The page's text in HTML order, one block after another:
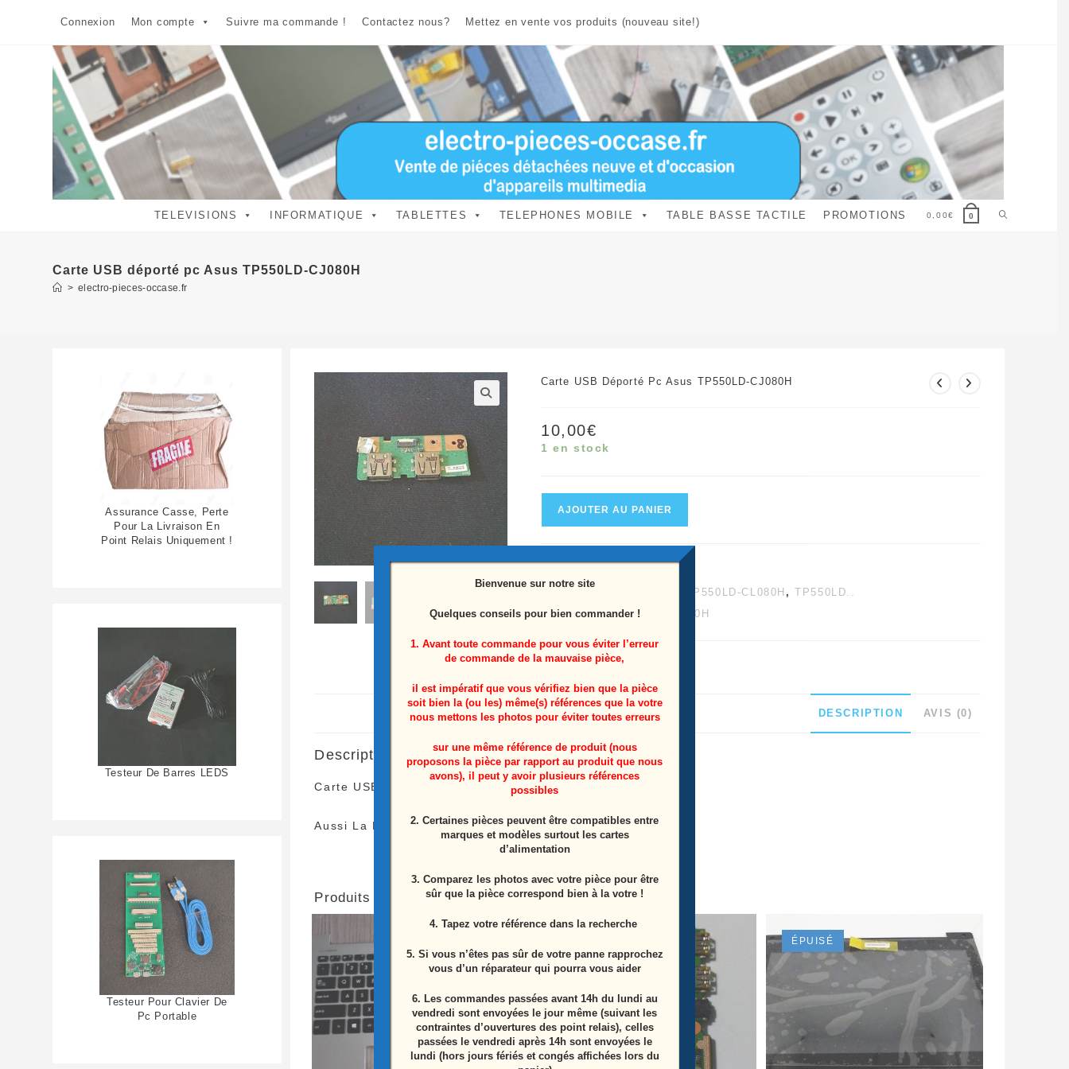
Connexion Mon compte Suivre ma commande ! Contactez nous? Mettez en vente vos produits (nouveau site!)
TELEVISIONS INFORMATIQUE TABLETTES TELEPHONES MOBILE TABLE BASSE TACTILE PROMOTIONS 0,00€ 0 Toggle
Carte USB déporté pc Asus TP550LD-CJ080H
> electro-pieces-occase.fr
🔍
Carte USB Déporté Pc Asus TP550LD-CJ080H
10,00€
1 en stock
quantité
de
Carte
pc
Asus
TP550LD-
CJ080H
AJOUTER AU PANIER
TP550LD-CL080H ,TP550LD..
Étiquette :TP550LD-CJ080H
DESCRIPTION AVIS (0)
Description
Carte USB déporté pc Asus TP550LD-CJ080H
Aussi La Pièce Proviens D’un Pc Carte Mère HS
Produits similaires
ÉPUISÉ
Assurance Casse, Perte
Pour La Livraison En
Point Relais Uniquement !
Testeur De Barres LEDS
Testeur Pour Clavier De
Pc Portable
Bienvenue sur notre site
Quelques conseils pour bien commander !
1. Avant toute commande pour vous éviter l’erreur
de commande de la mauvaise pièce,
il est impératif que vous vérifiez bien que la pièce
soit bien la (ou les) même(s) références que la votre
nous mettons les photos pour éviter toutes erreurs
sur une même référence de produit (nous
proposons la pièce par rapport au produit que nous
avons), il peut y avoir plusieurs références
possibles
2. Certaines pièces peuvent être compatibles entre
marques et modèles surtout les cartes
d’alimentation
3. Comparez les photos avec votre pièce pour être
sûr que la pièce correspond bien à la votre !
4. Tapez votre référence dans la recherche
5. Si vous n’êtes pas sûr de votre panne rapprochez
vous d’un réparateur qui pourra vous aider
6. Les commandes passées avant 14h du lundi au
vendredi sont envoyées le jour même (suivant les
contraintes d’ouvertures des point relais), celles
passées le vendredi après 14h sont envoyées le
lundi (hors jours fériés et congés affichées lors du